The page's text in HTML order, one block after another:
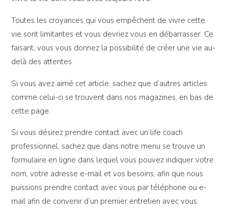
Toutes les croyances qui vous empêchent de vivre cette
vie sont limitantes et vous devriez vous en débarrasser. Ce
faisant, vous vous donnez la possibilité de créer une vie au-
delà des attentes.
Si vous avez aimé cet article, sachez que d’autres articles
comme celui-ci se trouvent dans nos magazines, en bas de
cette page.
Si vous désirez prendre contact avec un life coach
professionnel, sachez que dans notre menu se trouve un
formulaire en ligne dans lequel vous pouvez indiquer votre
nom, votre adresse e-mail et vos besoins, afin que nous
puissions prendre contact avec vous par téléphone ou e-
mail afin de convenir d’un premier entretien avec vous.